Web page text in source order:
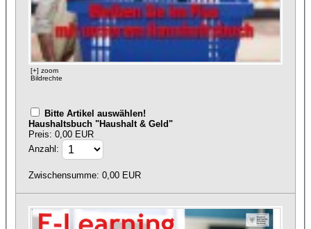
[+] zoom
Bildrechte
Bitte Artikel auswählen!
Haushaltsbuch "Haushalt & Geld"
Preis: 0,00 EUR
Anzahl:
Zwischensumme: 0,00 EUR